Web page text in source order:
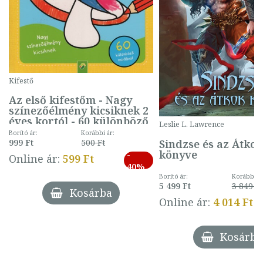
Kifestő
Az első kifestőm - Nagy
színezőélmény kicsiknek 2
éves kortól - 60 különböző
mintával (gombás)
Borító ár:
999 Ft
Korábbi ár:
500 Ft
Online ár: 599 Ft
-
40%
Kosárba
Leslie L. Lawrence
Sindzse és az Átkok
könyve
Borító ár:
5 499 Ft
Korábbi
3 849 Ft
Online ár: 4 014 Ft
Kosárba